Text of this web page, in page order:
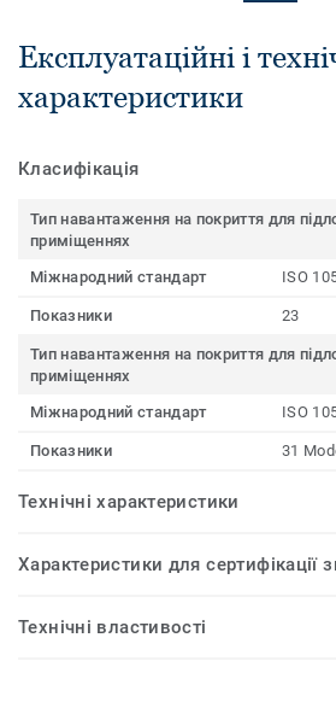
Експлуатаційні і
характеристики
Класифікація
Тип навантаження на покриття для
приміщеннях
Міжнародний стандарт
ISO
Показники 23
Тип навантаження на покриття для
приміщеннях
Міжнародний стандарт
ISO
Показники 31
Технічні характеристики
Характеристики для сертифікації
Технічні властивості